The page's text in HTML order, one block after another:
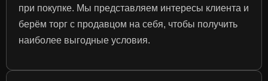
при покупке. Мы представляем интересы клиента и
берём торг с продавцом на себя, чтобы получить
наиболее выгодные условия.